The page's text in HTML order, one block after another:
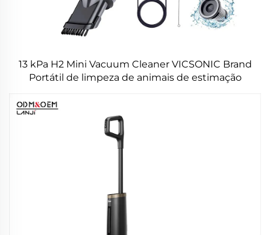
13 kPa H2 Mini Vacuum Cleaner VICSONIC Brand
Portátil de limpeza de animais de estimação